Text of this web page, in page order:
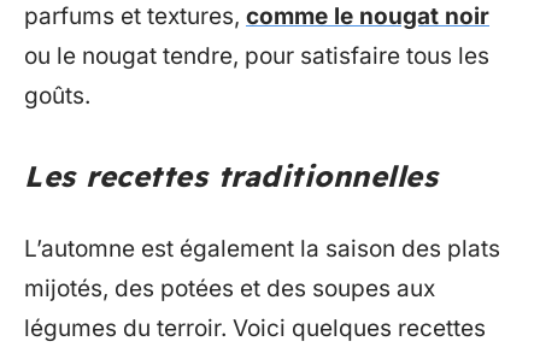
parfums et textures, comme le nougat noir
ou le nougat tendre, pour satisfaire tous les
goûts.
Les recettes traditionnelles
L’automne est également la saison des plats
mijotés, des potées et des soupes aux
légumes du terroir. Voici quelques recettes